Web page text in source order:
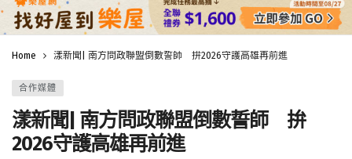
Home 漾新聞| 南方問政聯盟倒數誓師 拚2026守護高雄再前進
合作媒體
漾新聞| 南方問政聯盟倒數誓師 拚
2026守護高雄再前進